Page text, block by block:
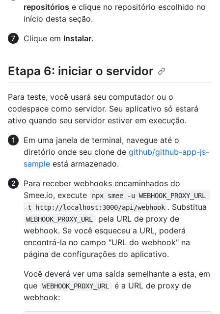
repositórios e clique no repositório escolhido no
início desta seção.
Clique em Instalar.
Etapa 6: iniciar o servidor
Para teste, você usará seu computador ou o
codespace como servidor. Seu aplicativo só estará
ativo quando seu servidor estiver em execução.
Em uma janela de terminal, navegue até o
diretório onde seu clone de github/github-app-js-
sample está armazenado.
Para receber webhooks encaminhados do
Smee.io, execute
npx smee -u WEBHOOK_PROXY_URL
-t http://localhost:3000/api/webhook . Substitua
WEBHOOK_PROXY_URL
pela URL de proxy de
webhook. Se você esqueceu a URL, poderá
encontrá-la no campo "URL do webhook" na
página de configurações do aplicativo.
Você deverá ver uma saída semelhante a esta, em
que
WEBHOOK_PROXY_URL
é a URL de proxy de
webhook: